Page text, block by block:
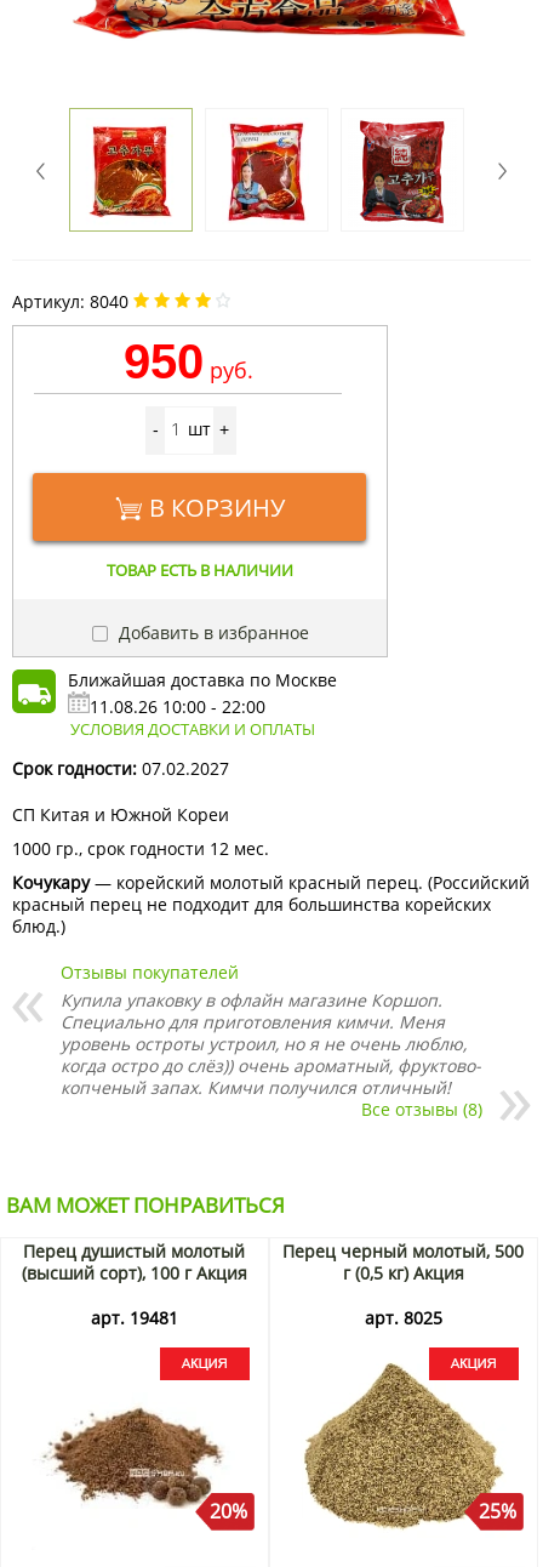
Артикул: 8040
950 руб.
- шт +
В КОРЗИНУ
ТОВАР ЕСТЬ В НАЛИЧИИ
Добавить в избранное
Ближайшая доставка по Москве
11.08.26 10:00 - 22:00
УСЛОВИЯ ДОСТАВКИ И ОПЛАТЫ
Срок годности: 07.02.2027
СП Китая и Южной Кореи
1000 гр., срок годности 12 мес.
Кочукару— корейский молотый красный перец. (Российский
красный перец не подходит для большинства корейских
блюд.)
Отзывы покупателей
Купила упаковку в офлайн магазине Коршоп.
Специально для приготовления кимчи. Меня
уровень остроты устроил, но я не очень люблю,
когда остро до слёз)) очень ароматный, фруктово-
копченый запах. Кимчи получился отличный!
Все отзывы (8)
ВАМ МОЖЕТ ПОНРАВИТЬСЯ
Перец душистый молотый
(высший сорт), 100 г Акция
арт. 19481
20%
Перец черный молотый, 500
г (0,5 кг) Акция
арт. 8025
25%